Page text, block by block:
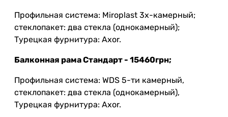
Профильная система: Miroplast 3х-камерный;
стеклопакет: два стекла (однокамерный);
Турецкая фурнитура: Axor.
Балконная рама Стандарт - 15460грн;
Профильная система: WDS 5-ти камерный,
стеклопакет: два стекла (однокамерный),
Турецкая фурнитура: Axor.